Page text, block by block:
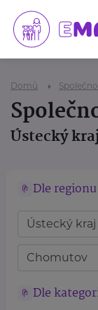
Domů
Ústecký
Dle regionu
Dle